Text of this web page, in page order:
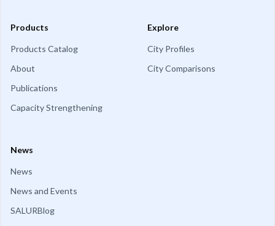
Products
Products Catalog
About
Publications
Capacity Strengthening
Explore
City Profiles
City Comparisons
News
News
News and Events
SALURBlog